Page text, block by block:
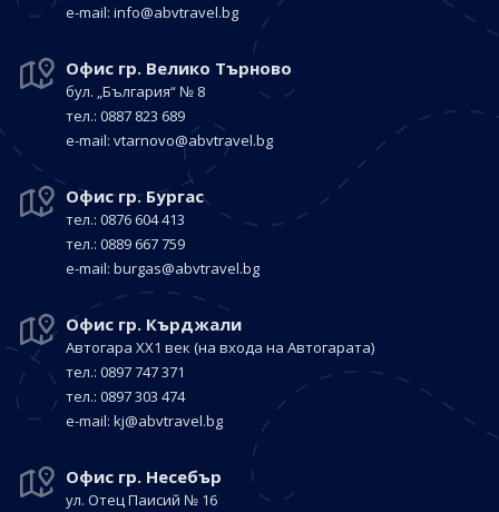
е-mail: info@abvtravel.bg
Офис гр. Велико Търново
бул. „България“ № 8
тел.: 0887 823 689
е-mail: vtarnovo@abvtravel.bg
Офис гр. Бургас
тел.: 0876 604 413
тел.: 0889 667 759
е-mail: burgas@abvtravel.bg
Офис гр. Кърджали
Автогара ХХ1 век (на входа на Автогарата)
тел.: 0897 747 371
тел.: 0897 303 474
е-mail: kj@abvtravel.bg
Офис гр. Несебър
ул. Отец Паисий № 16